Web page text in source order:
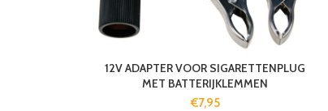
12V ADAPTER VOOR SIGARETTENPLUG
MET BATTERIJKLEMMEN
€7,95